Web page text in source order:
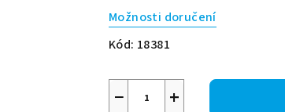
Možnosti doručení
Kód: 18381
+
−